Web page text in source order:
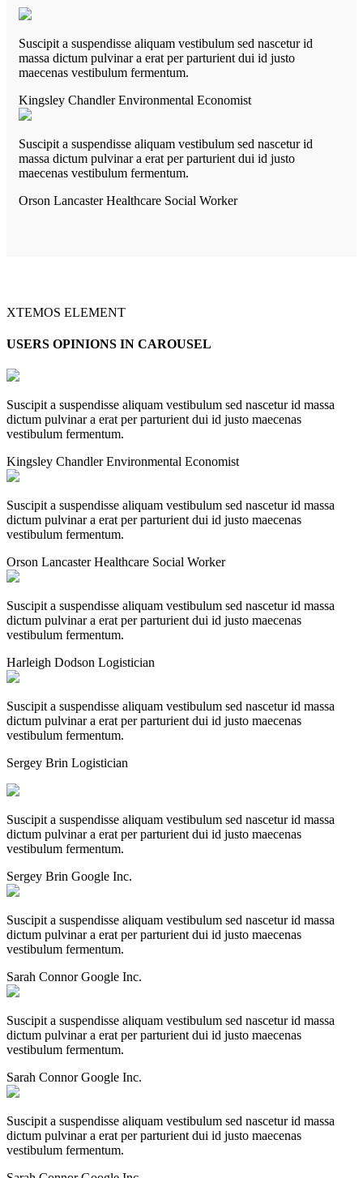
Suscipit a suspendisse aliquam vestibulum sed nascetur id
massa dictum pulvinar a erat per parturient dui id justo
maecenas vestibulum fermentum.
Kingsley ChandlerEnvironmental Economist
Suscipit a suspendisse aliquam vestibulum sed nascetur id
massa dictum pulvinar a erat per parturient dui id justo
maecenas vestibulum fermentum.
Orson LancasterHealthcare Social Worker
XTEMOS ELEMENT
USERS OPINIONS IN CAROUSEL
Suscipit a suspendisse aliquam vestibulum sed nascetur id massa
dictum pulvinar a erat per parturient dui id justo maecenas
vestibulum fermentum.
Kingsley ChandlerEnvironmental Economist
Suscipit a suspendisse aliquam vestibulum sed nascetur id massa
dictum pulvinar a erat per parturient dui id justo maecenas
vestibulum fermentum.
Orson LancasterHealthcare Social Worker
Suscipit a suspendisse aliquam vestibulum sed nascetur id massa
dictum pulvinar a erat per parturient dui id justo maecenas
vestibulum fermentum.
Harleigh Dodson Logistician
Suscipit a suspendisse aliquam vestibulum sed nascetur id massa
dictum pulvinar a erat per parturient dui id justo maecenas
vestibulum fermentum.
Sergey Brin Logistician
Suscipit a suspendisse aliquam vestibulum sed nascetur id massa
dictum pulvinar a erat per parturient dui id justo maecenas
vestibulum fermentum.
Sergey Brin Google Inc.
Suscipit a suspendisse aliquam vestibulum sed nascetur id massa
dictum pulvinar a erat per parturient dui id justo maecenas
vestibulum fermentum.
Sarah ConnorGoogle Inc.
Suscipit a suspendisse aliquam vestibulum sed nascetur id massa
dictum pulvinar a erat per parturient dui id justo maecenas
vestibulum fermentum.
Sarah ConnorGoogle Inc.
Suscipit a suspendisse aliquam vestibulum sed nascetur id massa
dictum pulvinar a erat per parturient dui id justo maecenas
vestibulum fermentum.